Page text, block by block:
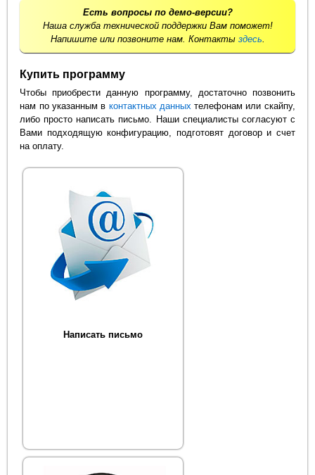
Есть вопросы по демо-версии?
Наша служба технической поддержки Вам поможет!
Напишите или позвоните нам. Контакты здесь
Купить программу
Чтобы приобрести данную программу, достаточно позвонить
нам по указанным в контактных данныхтелефонам или скайпу,
либо просто написать письмо. Наши специалисты согласуют с
Вами подходящую конфигурацию, подготовят договор и счет
на оплату.
Написать письмо